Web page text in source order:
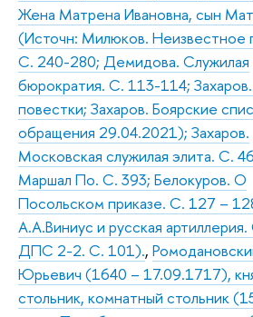
Жена Матрена Ивановна, сын
(Источн: Милюков. Неизвестное
С. 240-280; Демидова. Служилая
бюрократия. С. 113-114;
повестки; Захаров. Боярские
обращения 29.04.2021); Захаров.
Московская служилая элита. С.
Маршал По. С. 393; Белокуров. О
Посольском приказе. С. 127 –
А.А.Виниус и русская
ДПС 2-2. С. 101).,
Юрьевич (1640 – 17.09.1717),
стольник, комнатный стольник